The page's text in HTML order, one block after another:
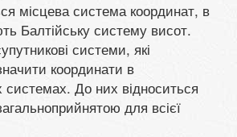
місцева система координат, в
Балтійську систему висот.
системи, які
координати в
системах. До них відноситься
для всієї